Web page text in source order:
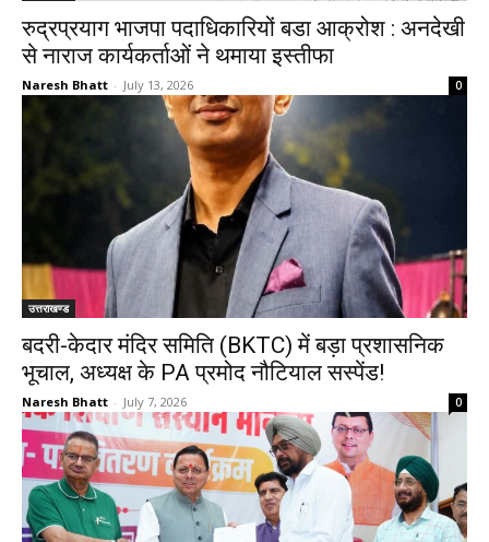
रुद्रप्रयाग भाजपा पदाधिकारियों बडा आक्रोश : अनदेखी
से नाराज कार्यकर्ताओं ने थमाया इस्तीफा
Naresh Bhatt - July 13, 2026 0
उत्तराखण्ड
बदरी-केदार मंदिर समिति (BKTC) में बड़ा प्रशासनिक
भूचाल, अध्यक्ष के PA प्रमोद नौटियाल सस्पेंड!
Naresh Bhatt - July 7, 2026 0